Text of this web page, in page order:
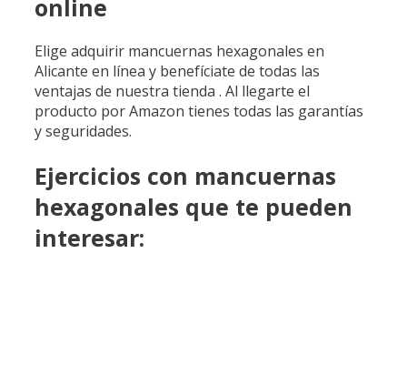
online
Elige adquirir mancuernas hexagonales en
Alicante en línea y benefíciate de todas las
ventajas de nuestra tienda . Al llegarte el
producto por Amazon tienes todas las garantías
y seguridades.
Ejercicios con mancuernas
hexagonales que te pueden
interesar: